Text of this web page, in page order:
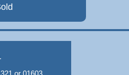
or 01603